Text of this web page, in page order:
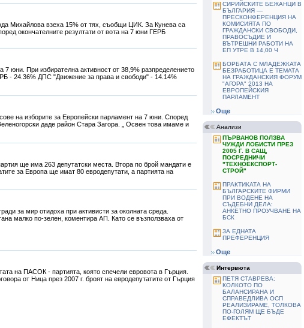
Михайлова взеха 15% от тях, съобщи ЦИК. За Кунева са
окончателните резултати от вота на 7 юни ГЕРБ
юни. При избирателна активност от 38,9% разпределението
- 24.36% ДПС "Движение за права и свободи" - 14.14%
на изборите за Европейски парламент на 7 юни. Според
даде район Стара Загора. „ Освен това имаме и
ще има 263 депутатски места. Втора по брой мандати е
за Европа ще имат 80 евродепутати, а партията на
за мир отидоха при активисти за околната среда.
малко по-зелен, коментира АП. Като се възползваха от
на ПАСОК - партията, която спечели евровота в Гърция.
от Ница през 2007 г. броят на евродепутатите от Гърция
СИРИЙСКИТЕ БЕЖАНЦИ В
БЪЛГАРИЯ —
ПРЕСКОНФЕРЕНЦИЯ НА
КОМИСИЯТА ПО
ГРАЖДАНСКИ СВОБОДИ,
ПРАВОСЪДИЕ И
ВЪТРЕШНИ РАБОТИ НА
ЕП УТРЕ В 14,00 Ч
БОРБАТА С МЛАДЕЖКАТА
БЕЗРАБОТИЦА Е ТЕМАТА
НА ГРАЖДАНСКИЯ ФОРУМ
"АГОРА" 2013 НА
ЕВРОПЕЙСКИЯ
ПАРЛАМЕНТ
Още
Анализи
ПЪРВАНОВ ПОЛЗВА
ЧУЖДИ ЛОБИСТИ ПРЕЗ
2005 Г. В САЩ,
ПОСРЕДНИЧИ
"TЕХНОЕКСПОРТ-
СТРОЙ"
ПРАКТИКАТА НА
БЪЛГАРСКИТЕ ФИРМИ
ПРИ ВОДЕНЕ НА
СЪДЕБНИ ДЕЛА:
АНКЕТНО ПРОУЧВАНЕ НА
БСК
ЗА ЕДНАТА
ПРЕФЕРЕНЦИЯ
Още
Интервюта
ПЕТЯ СТАВРЕВА:
КОЛКОТО ПО
БАЛАНСИРАНА И
СПРАВЕДЛИВА ОСП
РЕАЛИЗИРАМЕ, ТОЛКОВА
ПО-ГОЛЯМ ЩЕ БЪДЕ
ЕФЕКТЪТ